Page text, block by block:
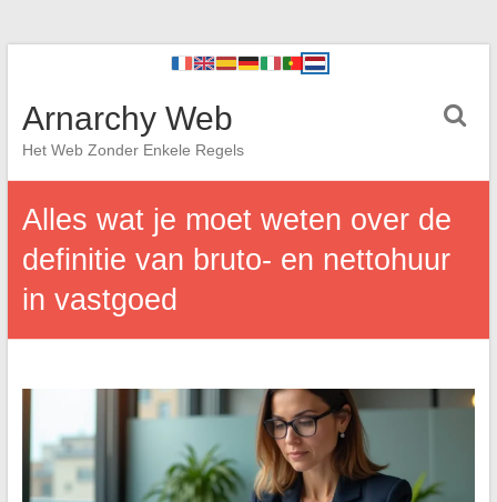
Arnarchy Web
Het Web Zonder Enkele Regels
Alles wat je moet weten over de
definitie van bruto- en nettohuur
in vastgoed